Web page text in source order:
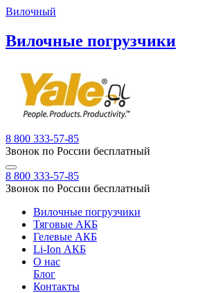
Вилочный
Вилочные погрузчики
8 800 333-57-85
Звонок по России бесплатный
8 800 333-57-85
Звонок по России бесплатный
Вилочные погрузчики
Тяговые АКБ
Гелевые АКБ
Li-Ion АКБ
О нас
Блог
Контакты